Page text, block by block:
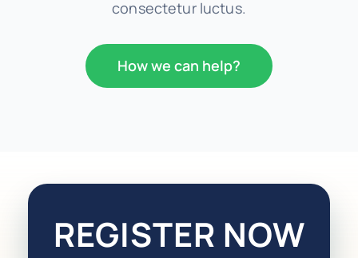
consectetur luctus.
How we can help?
REGISTER NOW